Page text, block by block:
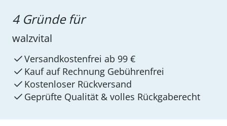
4 Gründe für
walzvital
Versandkostenfrei ab 99 €
Kauf auf Rechnung Gebührenfrei
Kostenloser Rückversand
Geprüfte Qualität & volles Rückgaberecht